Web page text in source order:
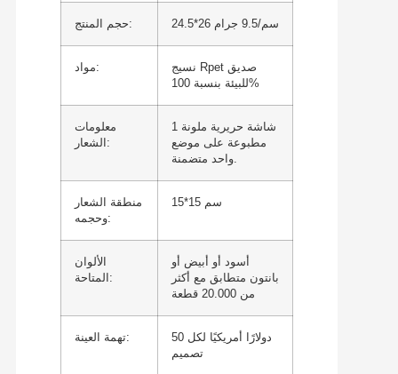
حجم المنتج: 24.5*26 سم/9.5 جرام
مواد:
نسيج Rpet صديق
للبيئة بنسبة 100%
معلومات
الشعار:
1 شاشة حريرية ملونة
مطبوعة على موضع
واحد متضمنة.
منطقة الشعار
وحجمه:
15*15 سم
الألوان
المتاحة:
أسود أو أبيض أو
بانتون متطابق مع أكثر
من 20.000 قطعة
تهمة العينة:
50 دولارًا أمريكيًا لكل
تصميم